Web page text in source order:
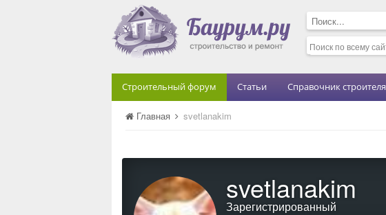
Строительный форум Статьи Справочник строителя
Главная svetlanakim
svetlanakim
Зарегистрированный